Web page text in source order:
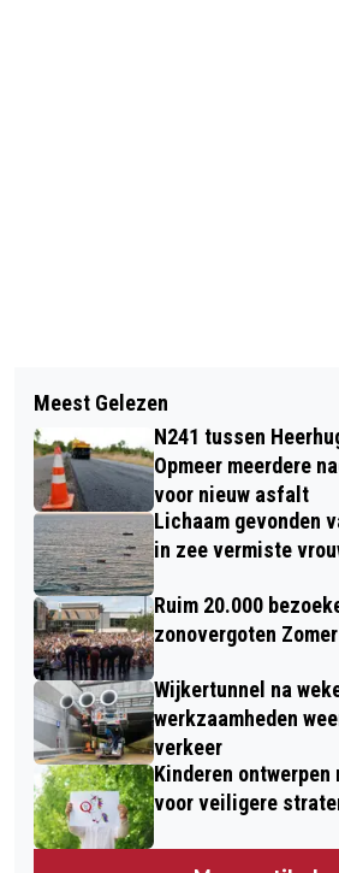
VEERTIG JAAR NA LIVE
THE MUSIC CHANGED
ZOMERVAKANTIE BIJ
BROEKERVEILING: ELKE
BELEVEN!
Meest Gelezen
N241 tussen
Opmeer meerdere
voor nieuw asfalt
Lichaam gevonden
in zee vermiste
Ruim 20.000
zonovergoten
Wijkertunnel na
werkzaamheden
verkeer
Kinderen ontwerpen
voor veiligere